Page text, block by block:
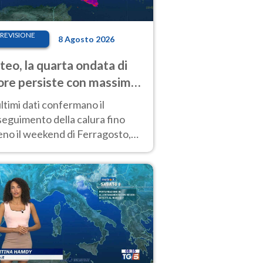
8 Agosto 2026
la quarta ondata di
persiste con massime
molto elevate
dati confermano il
della calura fino
il weekend di Ferragosto,
prossima